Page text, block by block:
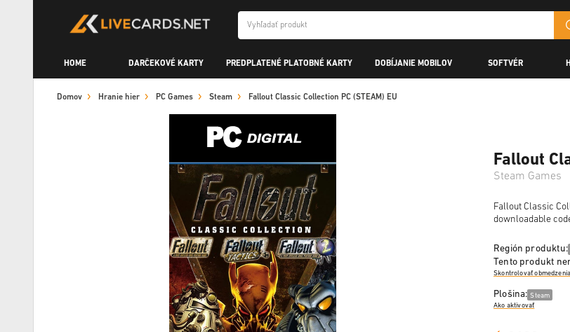
HOME DARČEKOVÉ KARTY PREDPLATENÉ PLATOBNÉ KARTY DOBÍJANIE MOBILOV SOFTVÉR
Domov Hranie hier PC Games Steam Fallout Classic Collection PC (STEAM) EU
Fallout
Steam Games
Fallout Classic
downloadable
Región produktu:
Tento produkt
Skontrolovať obmedzenia
Plošina: Steam
Ako aktivovať